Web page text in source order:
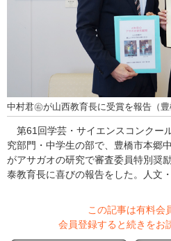
中村君㊨が山西教育長に受賞を報告（豊
第61回学芸・サイエンスコンクー
究部門・中学生の部で、豊橋市本郷
がアサガオの研究で審査委員特別奨
泰教育長に喜びの報告をした。人文
この記事は有料会
会員登録すると続きをお